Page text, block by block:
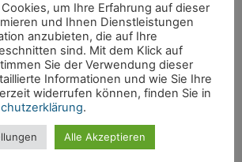
um Ihre Erfahrung auf dieser
und Ihnen Dienstleistungen
anzubieten, die auf Ihre
sind. Mit dem Klick auf
Sie der Verwendung dieser
Informationen und wie Sie Ihre
widerrufen können, finden Sie in
.
Alle Akzeptieren